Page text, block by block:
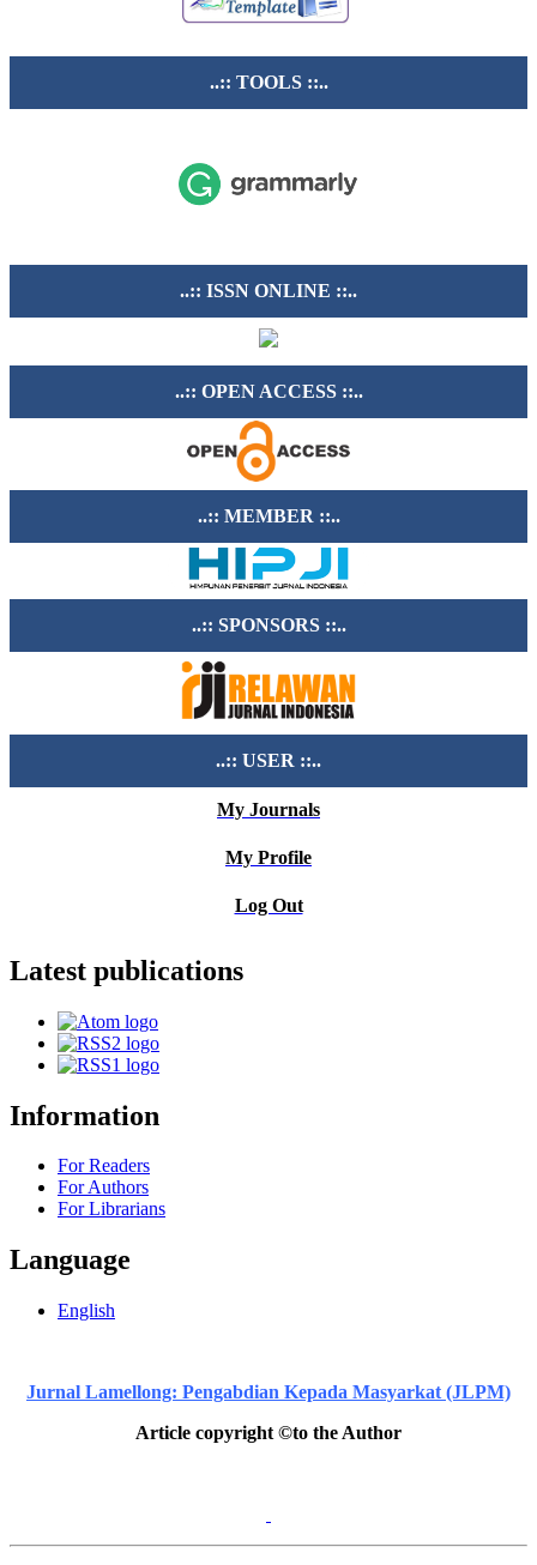
..:: TOOLS ::..
..:: ISSN ONLINE ::..
..:: OPEN ACCESS ::..
..:: MEMBER ::..
..:: SPONSORS ::..
..:: USER ::..
My Journals
My Profile
Log Out
Latest publications
Information
For Readers
For Authors
For Librarians
Language
English
Jurnal Lamellong: Pengabdian Kepada Masyarkat (JLPM)
Article copyright ©to the Author